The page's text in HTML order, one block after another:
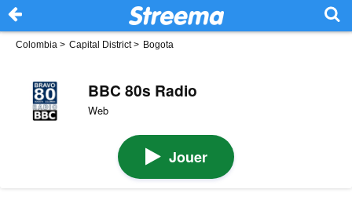
Colombia > Capital District> Bogota
BBC 80s Radio
Web
Jouer